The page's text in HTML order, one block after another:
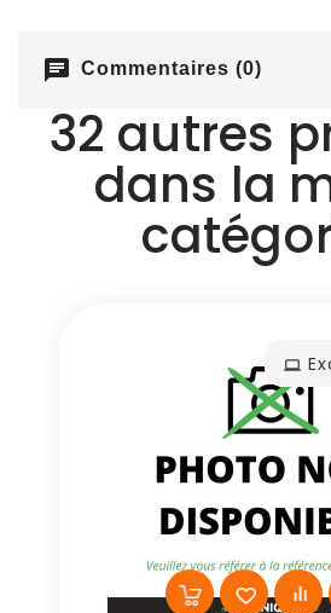
chat Commentaires (0)
32 autres
dans la